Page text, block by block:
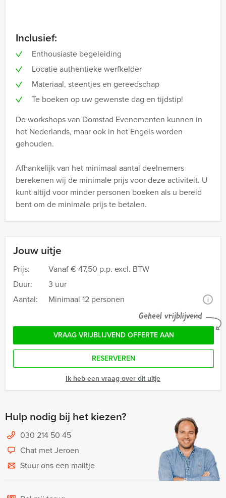
Jouw uitje
Prijs: Vanaf€ 47,50 p.p. excl. BTW
Duur:
3 uur
Aantal:
Minimaal 12 personen i
Geheel vrijblijvend
VRAAG VRIJBLIJVEND OFFERTE AAN
RESERVEREN
Ik heb een vraag over dit uitje
Hulp nodig bij het kiezen?
030 214 50 45
Chat met Jeroen
Stuur ons een mailtje
Inclusief:
Enthousiaste begeleiding
Locatie authentieke werfkelder
Materiaal, steentjes en gereedschap
Te boeken op uw gewenste dag en tijdstip!
De workshops van Domstad Evenementen kunnen in
het Nederlands, maar ook in het Engels worden
gehouden.
Afhankelijk van het minimaal aantal deelnemers
berekenen wij de minimale prijs voor deze activiteit. U
kunt altijd voor minder personen boeken als u bereid
bent om de minimale prijs te betalen.